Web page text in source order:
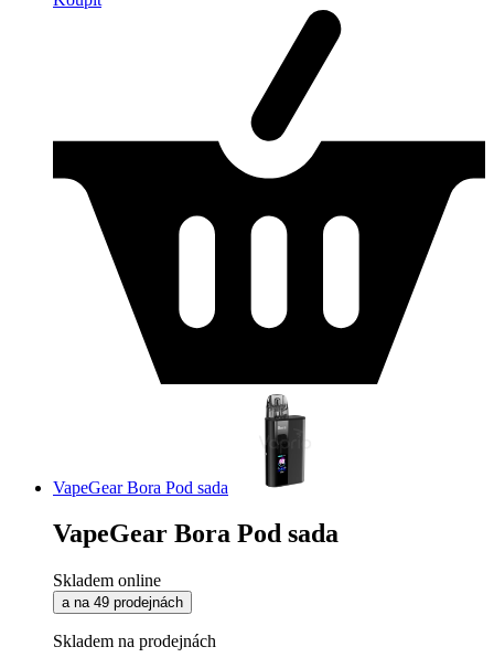
VapeGear Bora Pod sada
VapeGear Bora Pod sada
Skladem online
a na 49 prodejnách
Skladem na prodejnách